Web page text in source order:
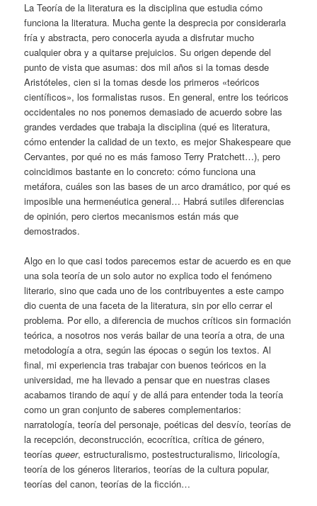
La Teoría de la literatura es la disciplina que estudia cómo
funciona la literatura. Mucha gente la desprecia por considerarla
fría y abstracta, pero conocerla ayuda a disfrutar mucho
cualquier obra y a quitarse prejuicios. Su origen depende del
punto de vista que asumas: dos mil años si la tomas desde
Aristóteles, cien si la tomas desde los primeros «teóricos
científicos», los formalistas rusos. En general, entre los teóricos
occidentales no nos ponemos demasiado de acuerdo sobre las
grandes verdades que trabaja la disciplina (qué es literatura,
cómo entender la calidad de un texto, es mejor Shakespeare que
Cervantes, por qué no es más famoso Terry Pratchett…), pero
coincidimos bastante en lo concreto: cómo funciona una
metáfora, cuáles son las bases de un arco dramático, por qué es
imposible una hermenéutica general… Habrá sutiles diferencias
de opinión, pero ciertos mecanismos están más que
demostrados.
Algo en lo que casi todos parecemos estar de acuerdo es en que
una sola teoría de un solo autor no explica todo el fenómeno
literario, sino que cada uno de los contribuyentes a este campo
dio cuenta de una faceta de la literatura, sin por ello cerrar el
problema. Por ello, a diferencia de muchos críticos sin formación
teórica, a nosotros nos verás bailar de una teoría a otra, de una
metodología a otra, según las épocas o según los textos. Al
final, mi experiencia tras trabajar con buenos teóricos en la
universidad, me ha llevado a pensar que en nuestras clases
acabamos tirando de aquí y de allá para entender toda la teoría
como un gran conjunto de saberes complementarios:
narratología, teoría del personaje, poéticas del desvío, teorías de
la recepción, deconstrucción, ecocrítica, crítica de género,
teoríasqueer, estructuralismo, postestructuralismo, liricología,
teoría de los géneros literarios, teorías de la cultura popular,
teorías del canon, teorías de la ficción…